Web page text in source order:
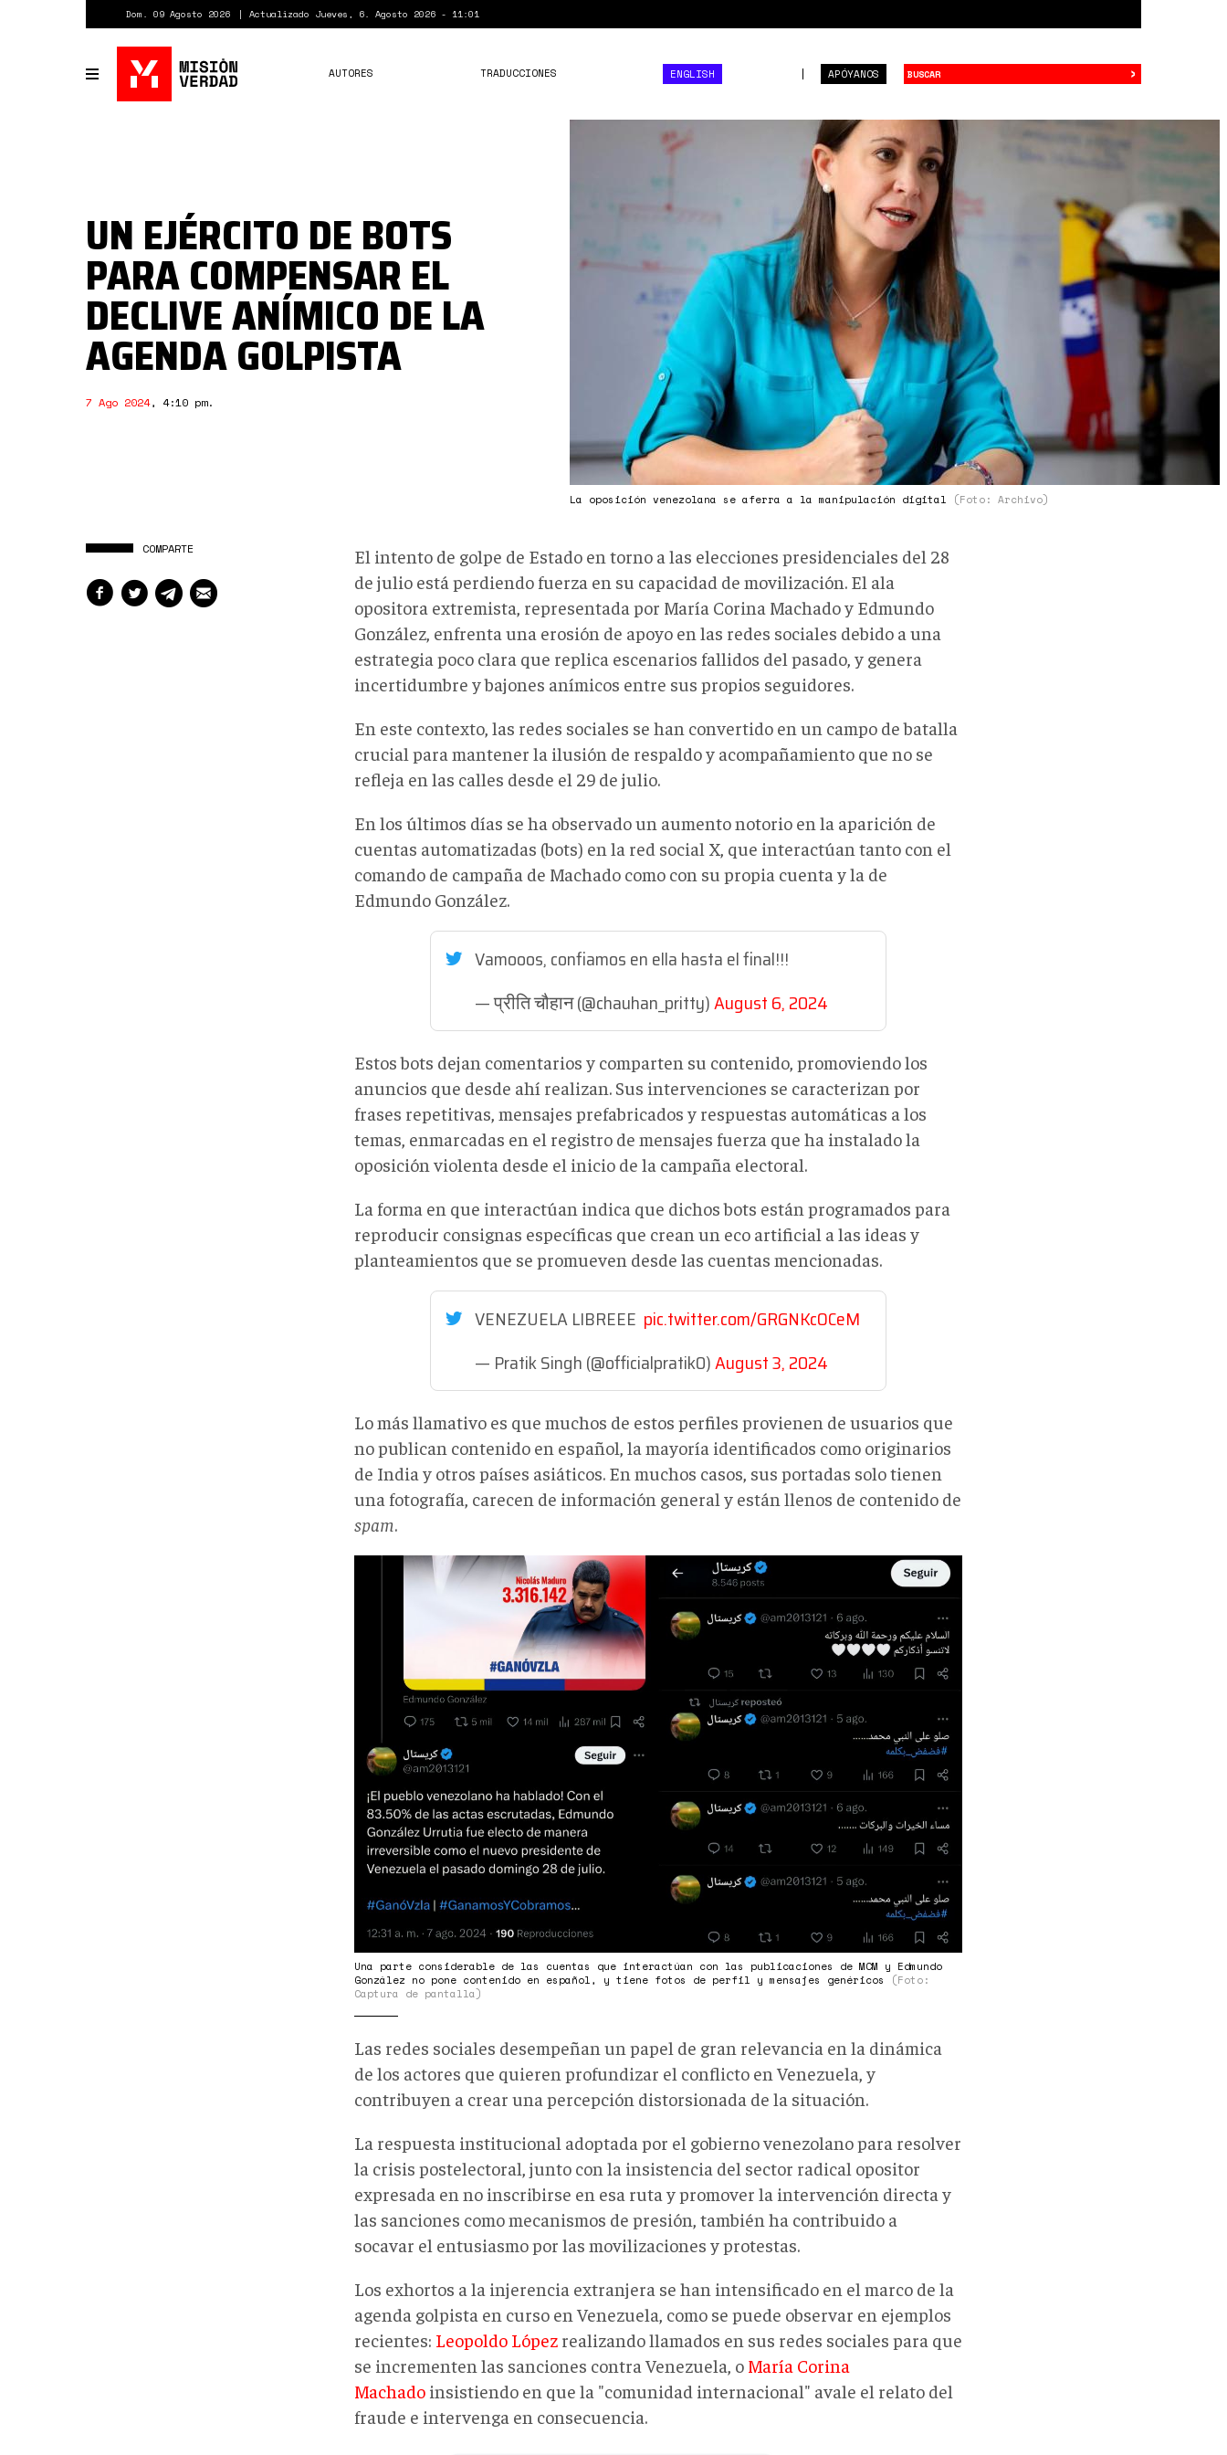
Dom. 09 Agosto 2026 Actualizado Jueves, 6. Agosto 2026 - 11:01
Toggle
navigation
APÓYANOS
AUTORES TRADUCCIONES ENGLISH ›
La oposición venezolana se aferra a la manipulación digital (Foto: Archivo)
UN EJÉRCITO DE BOTS
PARA COMPENSAR EL
DECLIVE ANÍMICO DE LA
AGENDA GOLPISTA
7 Ago 2024, 4:10 pm.
COMPARTE
El intento de golpe de Estado en torno a las elecciones presidenciales del 28
de julio está perdiendo fuerza en su capacidad de movilización. El ala
opositora extremista, representada por María Corina Machado y Edmundo
González, enfrenta una erosión de apoyo en las redes sociales debido a una
estrategia poco clara que replica escenarios fallidos del pasado, y genera
incertidumbre y bajones anímicos entre sus propios seguidores.
En este contexto, las redes sociales se han convertido en un campo de batalla
crucial para mantener la ilusión de respaldo y acompañamiento que no se
refleja en las calles desde el 29 de julio.
En los últimos días se ha observado un aumento notorio en la aparición de
cuentas automatizadas (bots) en la red social X, que interactúan tanto con el
comando de campaña de Machado como con su propia cuenta y la de
Edmundo González.
Vamooos, confiamos en ella hasta el final!!!
— प्रीति चौहान (@chauhan_pritty)August 6, 2024
Estos bots dejan comentarios y comparten su contenido, promoviendo los
anuncios que desde ahí realizan. Sus intervenciones se caracterizan por
frases repetitivas, mensajes prefabricados y respuestas automáticas a los
temas, enmarcadas en el registro de mensajes fuerza que ha instalado la
oposición violenta desde el inicio de la campaña electoral.
La forma en que interactúan indica que dichos bots están programados para
reproducir consignas específicas que crean un eco artificial a las ideas y
planteamientos que se promueven desde las cuentas mencionadas.
VENEZUELA LIBREEE pic.twitter.com/GRGNKcOCeM
— Pratik Singh (@officialpratik0)August 3, 2024
Lo más llamativo es que muchos de estos perfiles provienen de usuarios que
no publican contenido en español, la mayoría identificados como originarios
de India y otros países asiáticos. En muchos casos, sus portadas solo tienen
una fotografía, carecen de información general y están llenos de contenido de
spam.
IMG_20240807_135829_552.jpg
Una parte considerable de las cuentas que interactúan con las publicaciones de MCM y Edmundo
González no pone contenido en español, y tiene fotos de perfil y mensajes genéricos
(Foto:
Captura de pantalla)
Las redes sociales desempeñan un papel de gran relevancia en la dinámica
de los actores que quieren profundizar el conflicto en Venezuela, y
contribuyen a crear una percepción distorsionada de la situación.
La respuesta institucional adoptada por el gobierno venezolano para resolver
la crisis postelectoral, junto con la insistencia del sector radical opositor
expresada en no inscribirse en esa ruta y promover la intervención directa y
las sanciones como mecanismos de presión, también ha contribuido a
socavar el entusiasmo por las movilizaciones y protestas.
Los exhortos a la injerencia extranjera se han intensificado en el marco de la
agenda golpista en curso en Venezuela, como se puede observar en ejemplos
recientes: Leopoldo López realizando llamados en sus redes sociales para que
se incrementen las sanciones contra Venezuela, o María Corina
Machado insistiendo en que la "comunidad internacional" avale el relato del
fraude e intervenga en consecuencia.